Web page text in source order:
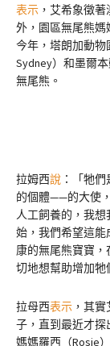
表示 ，艾希象徵
外，園區無尾熊媽
今年，塔朗加動物
Sydney）和墨爾
無尾熊。
拉姆西說 ：「牠
的個體——的大使
人工飼養的，我
始，我們希望這
康的無尾熊寶寶
切地想幫助增加牠
拉母西表示 ，其
子，直到最近才
媽媽羅西（Rosie